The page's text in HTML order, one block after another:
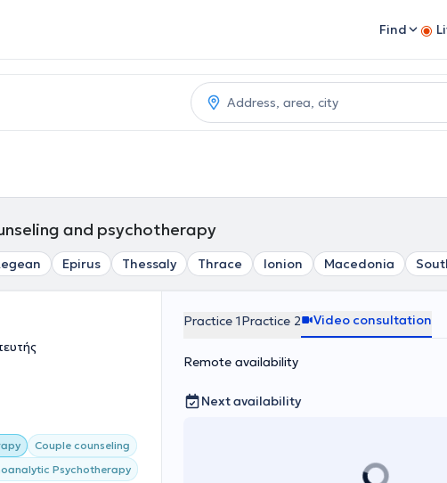
Find
and psychotherapy
Epirus Thessaly Thrace Ionion Macedonia
Couple counseling
Psychotherapy
Practice 1Practice 2 Video consultation
Remote availability
Next availability